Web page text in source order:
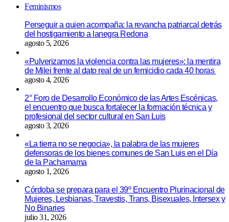
Feminismos
Perseguir a quien acompaña: la revancha patriarcal detrás
del hostigamiento a lanegra Redona
agosto 5, 2026
«Pulverizamos la violencia contra las mujeres»: la mentira
de Milei frente al dato real de un femicidio cada 40 horas
agosto 4, 2026
2° Foro de Desarrollo Económico de las Artes Escénicas,
el encuentro que busca fortalecer la formación técnica y
profesional del sector cultural en San Luis
agosto 3, 2026
«La tierra no se negocia», la palabra de las mujeres
defensoras de los bienes comunes de San Luis en el Día
de la Pachamama
agosto 1, 2026
Córdoba se prepara para el 39º Encuentro Plurinacional de
Mujeres, Lesbianas, Travestis, Trans, Bisexuales, Intersex y
No Binaries
julio 31, 2026